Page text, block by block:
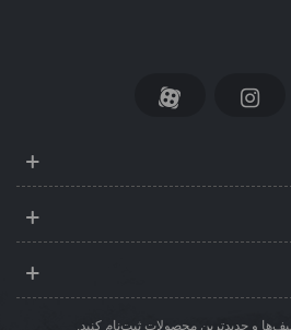
و جدیدترین محصولات ثبت‌نام کنید.